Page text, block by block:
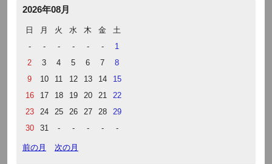
2026年08月
日 月 火 水 木 金
土
-
- - - - -
1
2
3 4 5 6 7
8
9
10 11 12 13 14
15
16
17 18 19 20 21
22
23
24 25 26 27 28
29
30
31 - - - - -
前の月 次の月